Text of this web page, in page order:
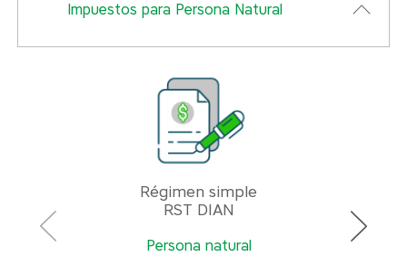
Impuestos para Persona Natural
Régimen simple
RST DIAN
Persona natural